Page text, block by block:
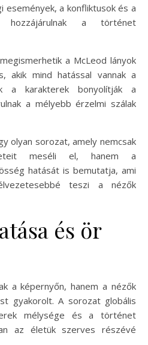
események, a konfliktusok és a
hozzájárulnak a történet
a McLeod lányok
akik mind hatással vannak a
a karakterek bonyolítják a
a mélyebb érzelmi szálak
olyan sorozat, amely nemcsak
meséli el, hanem a
hatását is bemutatja, ami
teszi a nézők
és ör
a képernyőn, hanem a nézők
gyakorolt. A sorozat globális
mélysége és a történet
az életük szerves részévé